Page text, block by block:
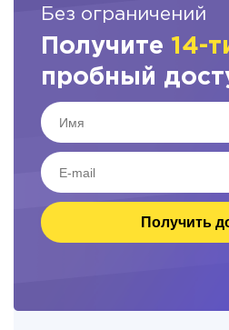
Без ограничений
Получите 14-
пробный
Получить